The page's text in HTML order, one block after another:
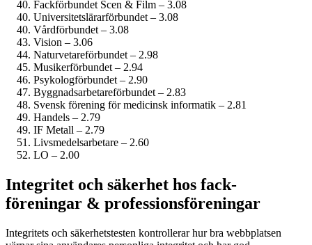
Fackförbundet Scen & Film – 3.08
Universitetslärar­förbundet – 3.08
Vårdförbundet – 3.08
Vision – 3.06
Naturvetare­förbundet – 2.98
Musiker­förbundet – 2.94
Psykolog­förbundet – 2.90
Byggnadsarbetare­förbundet – 2.83
Svensk förening för medicinsk informatik – 2.81
Handels – 2.79
IF Metall – 2.79
Livsmedels­arbetare – 2.60
LO – 2.00
Integritet och säkerhet hos fack­
föreningar & professions­föreningar
Integritets och säkerhetstesten kontrollerar hur bra webbplatsen